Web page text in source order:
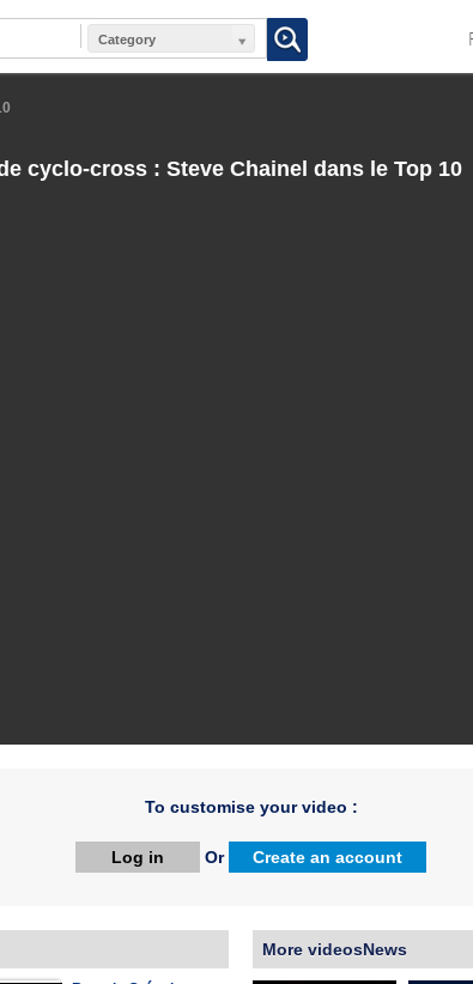
Category
cyclo-cross : Steve Chainel dans le Top 10
To customise your video :
Log in Or Create an account
More videosNews